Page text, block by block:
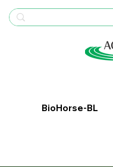
BioHorse-BL